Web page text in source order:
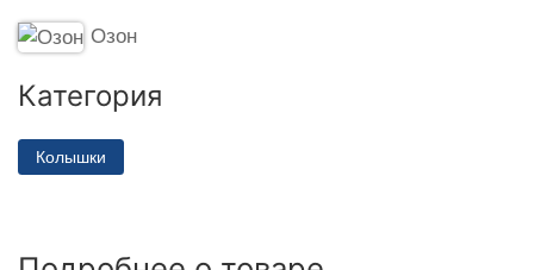
Озон
Категория
Колышки